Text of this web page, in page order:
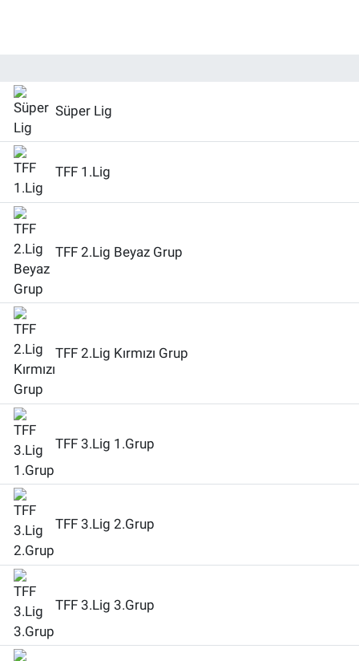
Süper Lig
TFF 1.Lig
TFF 2.Lig Beyaz Grup
TFF 2.Lig Kırmızı Grup
TFF 3.Lig 1.Grup
TFF 3.Lig 2.Grup
TFF 3.Lig 3.Grup